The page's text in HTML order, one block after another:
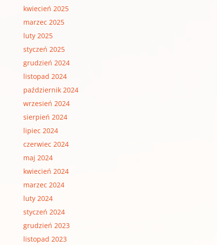
kwiecień 2025
marzec 2025
luty 2025
styczeń 2025
grudzień 2024
listopad 2024
październik 2024
wrzesień 2024
sierpień 2024
lipiec 2024
czerwiec 2024
maj 2024
kwiecień 2024
marzec 2024
luty 2024
styczeń 2024
grudzień 2023
listopad 2023